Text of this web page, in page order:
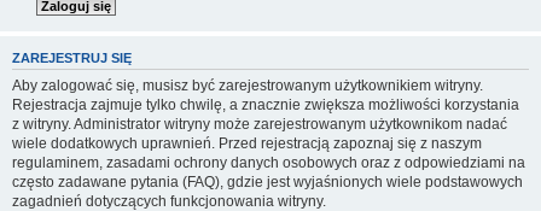
ZAREJESTRUJ SIĘ
Aby zalogować się, musisz być zarejestrowanym użytkownikiem witryny.
Rejestracja zajmuje tylko chwilę, a znacznie zwiększa możliwości korzystania
z witryny. Administrator witryny może zarejestrowanym użytkownikom nadać
wiele dodatkowych uprawnień. Przed rejestracją zapoznaj się z naszym
regulaminem, zasadami ochrony danych osobowych oraz z odpowiedziami na
często zadawane pytania (FAQ), gdzie jest wyjaśnionych wiele podstawowych
zagadnień dotyczących funkcjonowania witryny.